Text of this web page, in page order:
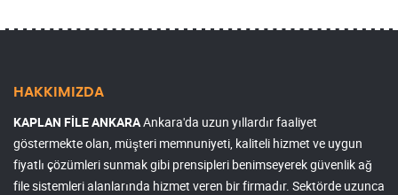
HAKKIMIZDA
KAPLAN FİLE ANKARAAnkara'da uzun yıllardır faaliyet
göstermekte olan, müşteri memnuniyeti, kaliteli hizmet ve uygun
fiyatlı çözümleri sunmak gibi prensipleri benimseyerek güvenlik ağ
file sistemleri alanlarında hizmet veren bir firmadır. Sektörde uzunca